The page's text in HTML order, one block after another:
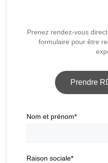
Prenez rendez-vous
formulaire pour être
Prendre
Nom et prénom*
Raison sociale*